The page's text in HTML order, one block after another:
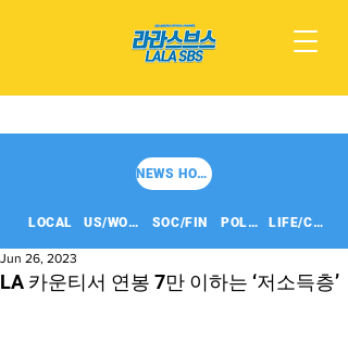
NEWS HOME
LOCAL US/WORLD SOC/FIN POLITICS LIFE/CULT
LA 카운티서 연봉 7만 이하는 ‘저소득층’
Jun 26, 2023